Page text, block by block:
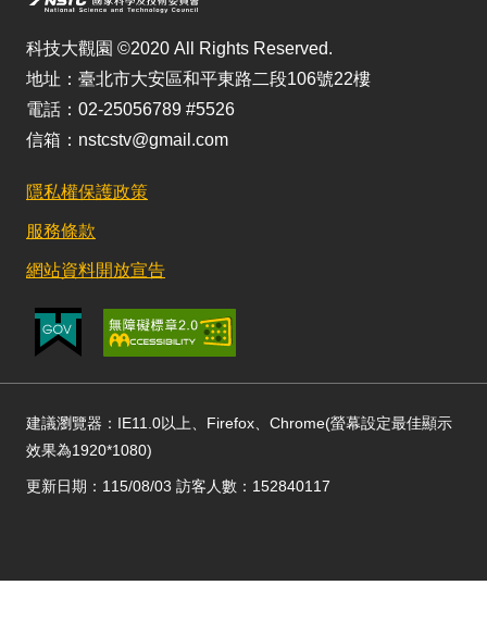
科技大觀園 ©2020 All Rights Reserved.
地址：臺北市大安區和平東路二段106號22樓
電話：02-25056789 #5526
信箱：nstcstv@gmail.com
隱私權保護政策
服務條款
網站資料開放宣告
建議瀏覽器：IE11.0以上、Firefox、Chrome(螢幕設定最佳顯示
效果為1920*1080)
更新日期：115/08/03 訪客人數：152840117